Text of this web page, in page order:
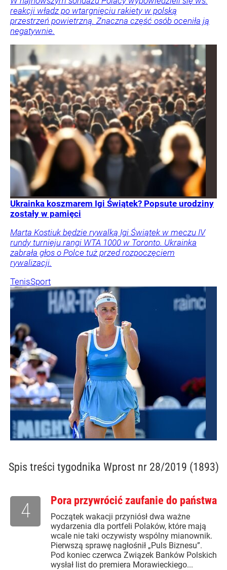
reakcji władz po wtargnięciu rakiety w polską
przestrzeń powietrzną. Znaczna część osób oceniła ją
negatywnie.
Ukrainka koszmarem Igi Świątek? Popsute urodziny
zostały w pamięci
Marta Kostiuk będzie rywalką Igi Świątek w meczu IV
rundy turnieju rangi WTA 1000 w Toronto. Ukrainka
zabrała głos o Polce tuż przed rozpoczęciem
rywalizacji.
TenisSport
Spis treści tygodnika Wprost nr 28/2019 (1893)
Pora przywrócić zaufanie do państwa
Początek wakacji przyniósł dwa ważne
wydarzenia dla portfeli Polaków, które mają
wcale nie taki oczywisty wspólny mianownik.
Pierwszą sprawę nagłośnił „Puls Biznesu”.
Pod koniec czerwca Związek Banków Polskich
wysłał list do premiera Morawieckiego...
4